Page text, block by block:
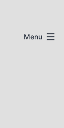
Menu